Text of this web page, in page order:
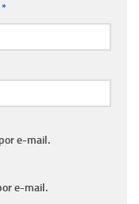
*
e-mail.
e-mail.